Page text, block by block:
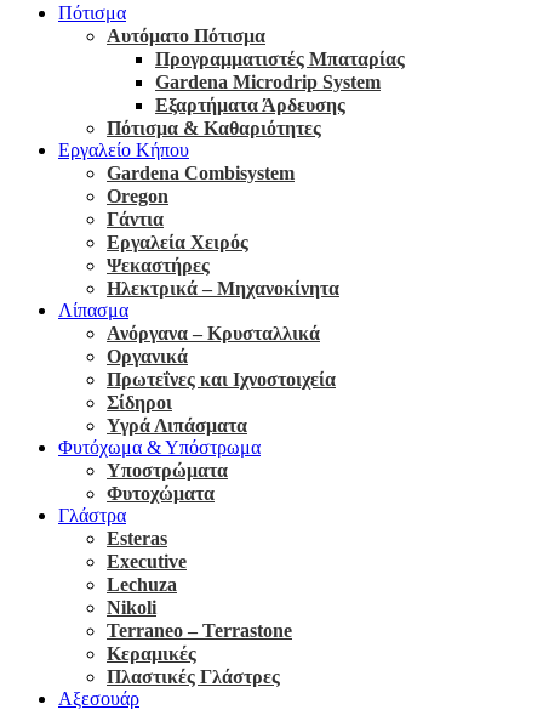
Πότισμα
Αυτόματο Πότισμα
Προγραμματιστές Μπαταρίας
Gardena Microdrip System
Εξαρτήματα Άρδευσης
Πότισμα & Καθαριότητες
Εργαλείο Κήπου
Gardena Combisystem
Oregon
Γάντια
Εργαλεία Χειρός
Ψεκαστήρες
Ηλεκτρικά – Μηχανοκίνητα
Λίπασμα
Ανόργανα – Κρυσταλλικά
Οργανικά
Πρωτεΐνες και Ιχνοστοιχεία
Σίδηροι
Υγρά Λιπάσματα
Φυτόχωμα & Υπόστρωμα
Υποστρώματα
Φυτοχώματα
Γλάστρα
Esteras
Executive
Lechuza
Nikoli
Terraneo – Terrastone
Κεραμικές
Πλαστικές Γλάστρες
Αξεσουάρ